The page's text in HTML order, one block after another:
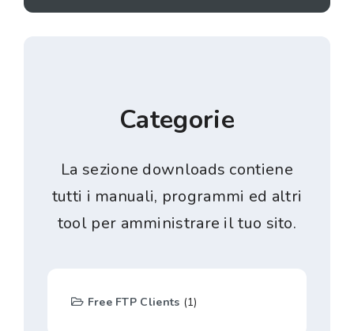
Categorie
La sezione downloads contiene
tutti i manuali, programmi ed altri
tool per amministrare il tuo sito.
Free FTP Clients (1)